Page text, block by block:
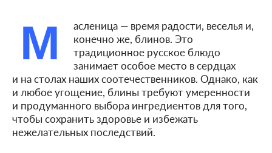
М
асленица — время радости, веселья и,
конечно же, блинов. Это
традиционное русское блюдо
занимает особое место в сердцах
и на столах наших соотечественников. Однако, как
и любое угощение, блины требуют умеренности
и продуманного выбора ингредиентов для того,
чтобы сохранить здоровье и избежать
нежелательных последствий.